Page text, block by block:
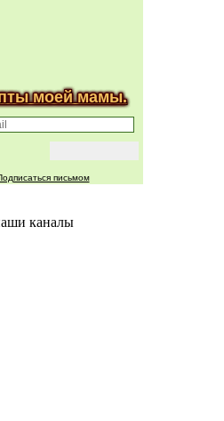
моей мамы.
письмом
каналы